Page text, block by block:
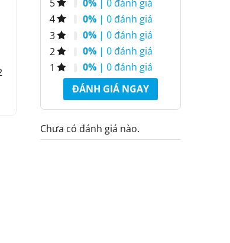
5 0% | 0 đánh giá
4
0% | 0 đánh giá
3
0% | 0 đánh giá
2
0% | 0 đánh giá
1
0% | 0 đánh giá
ĐÁNH GIÁ NGAY
Chưa có đánh giá nào.